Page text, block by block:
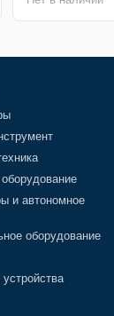
и автономное
оборудование